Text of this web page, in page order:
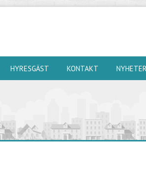
HYRESGÄST KONTAKT